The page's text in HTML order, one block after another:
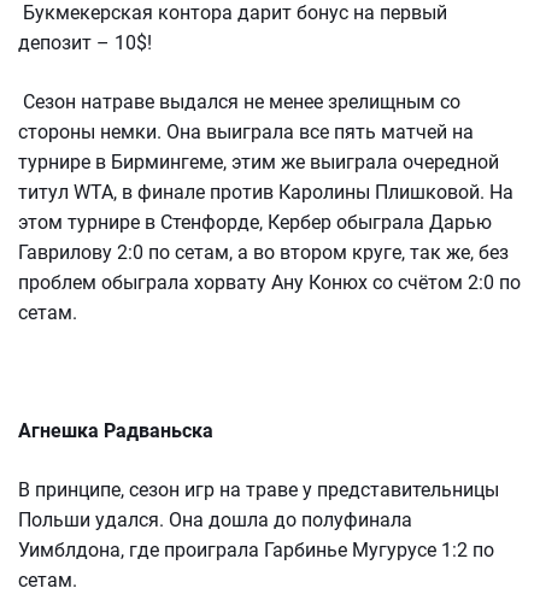
Букмекерская контора дарит бонус на первый
депозит – 10$!
Сезон натраве выдался не менее зрелищным со
стороны немки. Она выиграла все пять матчей на
турнире в Бирмингеме, этим же выиграла очередной
титул WTA, в финале против Каролины Плишковой. На
этом турнире в Стенфорде, Кербер обыграла Дарью
Гаврилову 2:0 по сетам, а во втором круге, так же, без
проблем обыграла хорвату Ану Конюх со счётом 2:0 по
сетам.
Агнешка Радваньска
В принципе, сезон игр на траве у представительницы
Польши удался. Она дошла до полуфинала
Уимблдона, где проиграла Гарбинье Мугурусе 1:2 по
сетам.